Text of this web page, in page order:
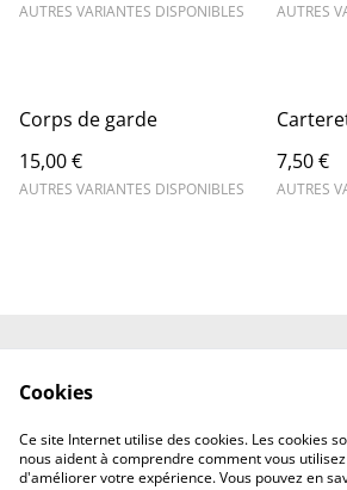
AUTRES VARIANTES DISPONIBLES AUTRES
Corps de garde
15,00 €
AUTRES VARIANTES DISPONIBLES
7,50 €
AUTRES
Politique de
confidentialité
Cookies
Ce site Internet utilise des cookies. Les cookies
nous aident à comprendre comment vous
d'améliorer votre expérience. Vous pouvez en